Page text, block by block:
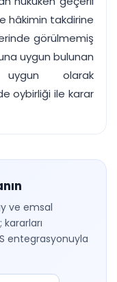
hâkimin takdirine
görülmemiş
uygun bulunan
uygun olarak
oybirliği ile karar
ve emsal
entegrasyonuyla